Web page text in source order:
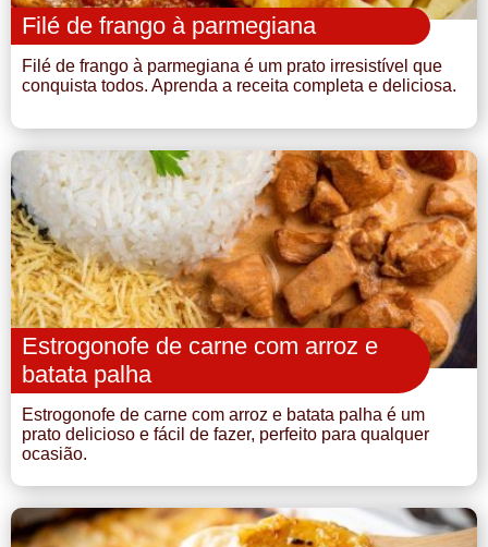
Filé de frango à parmegiana
Filé de frango à parmegiana é um prato irresistível que
conquista todos. Aprenda a receita completa e deliciosa.
Estrogonofe de carne com arroz e
batata palha
Estrogonofe de carne com arroz e batata palha é um
prato delicioso e fácil de fazer, perfeito para qualquer
ocasião.